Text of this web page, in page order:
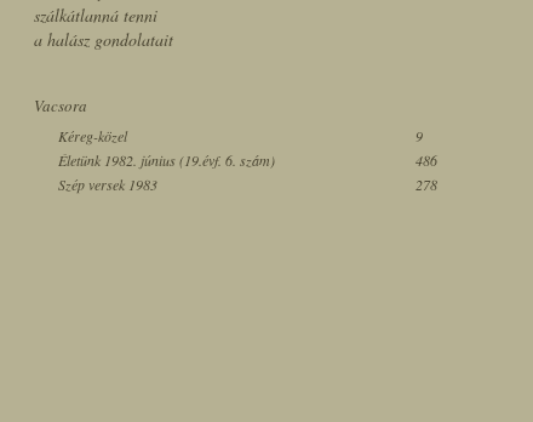
szálkátlanná tenni
a halász gondolatait
Vacsora
Kéreg-közel
9
Életünk 1982. június (19.évf. 6. szám)
486
Szép versek 1983
278